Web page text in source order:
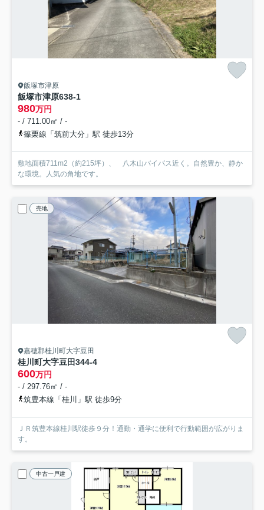
飯塚市津原
飯塚市津原638-1
980万円
- / 711.00㎡ / -
篠栗線「筑前大分」駅 徒歩13分
敷地面積711m2（約215坪）、 八木山バイパス近く。自然豊か、静か
な環境。人気の角地です。
売地
嘉穂郡桂川町大字豆田
桂川町大字豆田344-4
600万円
- / 297.76㎡ / -
筑豊本線「桂川」駅 徒歩9分
ＪＲ筑豊本線桂川駅徒歩９分！通勤・通学に便利で行動範囲が広がりま
す。
中古一戸建